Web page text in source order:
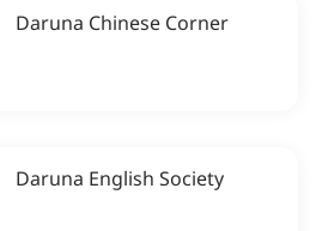
Daruna Chinese Corner
Daruna English Society